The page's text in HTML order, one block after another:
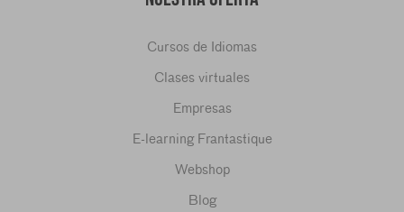
Cursos de Idiomas
Clases virtuales
Empresas
E-learning Frantastique
Webshop
Blog